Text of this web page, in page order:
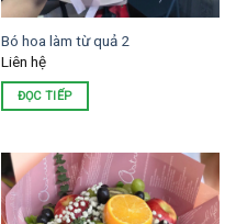
Bó hoa làm từ quả 2
Liên hệ
ĐỌC TIẾP